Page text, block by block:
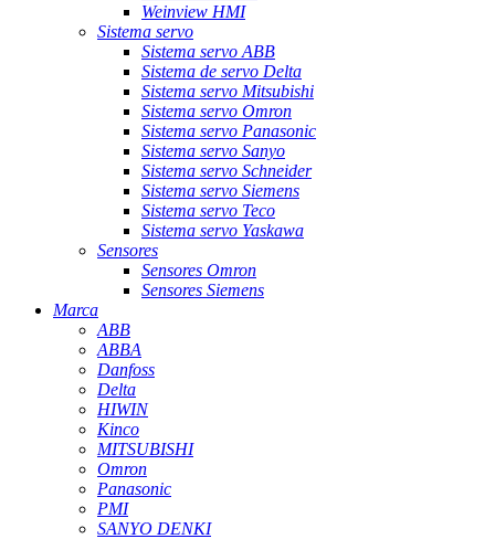
Weinview HMI
Sistema servo
Sistema servo ABB
Sistema de servo Delta
Sistema servo Mitsubishi
Sistema servo Omron
Sistema servo Panasonic
Sistema servo Sanyo
Sistema servo Schneider
Sistema servo Siemens
Sistema servo Teco
Sistema servo Yaskawa
Sensores
Sensores Omron
Sensores Siemens
Marca
ABB
ABBA
Danfoss
Delta
HIWIN
Kinco
MITSUBISHI
Omron
Panasonic
PMI
SANYO DENKI